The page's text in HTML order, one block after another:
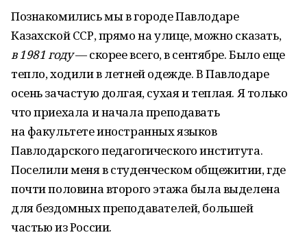
Познакомились мы в городе Павлодаре
Казахской ССР, прямо на улице, можно сказать,
в 1981 году— скорее всего, в сентябре. Было еще
тепло, ходили в летней одежде. В Павлодаре
осень зачастую долгая, сухая и теплая. Я только
что приехала и начала преподавать
на факультете иностранных языков
Павлодарского педагогического института.
Поселили меня в студенческом общежитии, где
почти половина второго этажа была выделена
для бездомных преподавателей, большей
частью из России.